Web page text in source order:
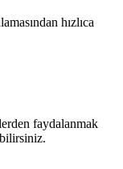
hızlıca
faydalanmak